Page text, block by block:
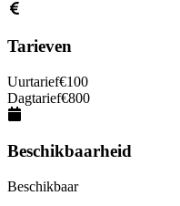
Tarieven
Uurtarief€100
Dagtarief€800
Beschikbaarheid
Beschikbaar